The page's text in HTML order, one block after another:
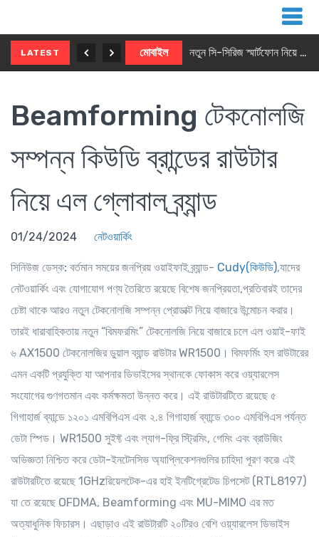
LATEST মোবাইল নতুন সি-সিরিজ স্মার্টফোন নিয়ে আসছে রিয়েলমি
Beamforming টেকনোলজি
সম্পন্ন কিউডি ব্রান্ডের রাউটার
নিয়ে এল গ্লোবাল ব্র্যান্ড
01/24/2024 নেটওয়ার্কিং
সিনিউজ ডেস্ক: বর্তমান সময়ের জনপ্রিয় ওয়াইফাই ব্র্যান্ড- Cudy(কিউডি),যাদের
নেটওয়ার্কিং এবং যোগাযোগ পণ্য তৈরিতে রয়েছে বিশেষ জনপ্রিয়তা,প্রতিবারই তাদের
চেষ্টা থাকে আরও নতুন টেকনোলজি সম্পন্ন প্রোডাক্ট নিয়ে বাজারে উন্মোচন করার।
তারই ধারাবাহিকতায় নতুন “বিমফরমিং” টেকনোলজি নিয়ে বাজারে চলে এল ওয়াই-ফাই
৬ AX1500 টেকনোলজির ডুয়াল ব্যান্ড রাউটার WR1500। বিমফর্মিং হল রাউটারের
এমন একটি প্রযুক্তি যা আপনার ডিভাইসের স্থানকে ফোকাস করে ওয়্যারলেস
সংযোগের গুণগতমান এবং কর্মক্ষমতা উন্নত করে। এই রাউটারটিতে রয়েছে ৫
গিগাহার্জ ব্যান্ডে ১২০১ এমবিপিএস এবং ২.৪ গিগাহার্জ ব্যান্ডে ৩০০ এমবিপিএস পর্যন্ত
ডেটা স্পিড। WR1500 সুইফ্ট এবং ল্যাগ-ফ্রি স্ট্রিমিং, গেমিং এবং ব্রাউজিং
অভিজ্ঞতা নিশ্চিত করে ডেটা-ইনটেনসিভ অ্যাপ্লিকেশনগুলির চাহিদা পূরণ করে৷ এই
রাউটারটিতে রয়েছে 1GHzরিয়েলটেক-এর হাই ইনটিগ্রেটেড চিপসেট (RTL8197)
যা তে রয়েছে OFDMA, Beamforming এবং MU-MIMO এর মত
অত্যাধুনিক ফিচারস। এছাড়াও এই রাউটারটি ২০টিরও বেশি ওয়্যারলেস ডিভাইস